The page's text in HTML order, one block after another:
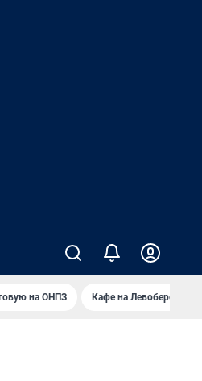
на ОНПЗ Кафе на Левобережье